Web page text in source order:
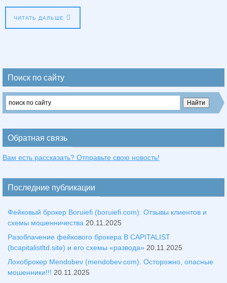
ЧИТАТЬ ДАЛЬШЕ
Поиск по сайту
Обратная связь
Вам есть рассказать? Отправьте свою новость!
Последние публикации
Фейковый брокер Boruiefi (boruiefi.com). Отзывы клиентов и
схемы мошенничества 20.11.2025
Разоблачение фейкового брокера B CAPITALIST
(bcapitalistltd.site) и его схемы «развода» 20.11.2025
Лохоброкер Mendobev (mendobev.com). Осторожно, опасные
мошенники!!! 20.11.2025